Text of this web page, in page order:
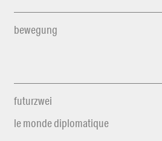
bewegung
futurzwei
le monde diplomatique